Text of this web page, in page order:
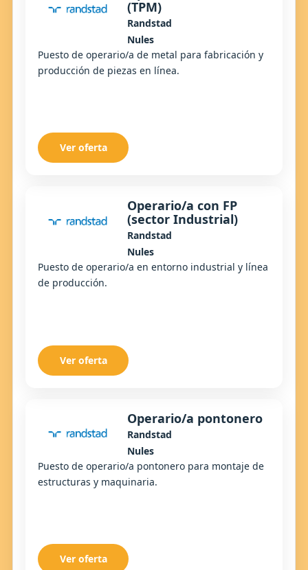
(TPM)
Randstad
Nules
Puesto de operario/a de metal para fabricación y
producción de piezas en línea.
Ver oferta
Operario/a con FP
(sector Industrial)
Randstad
Nules
Puesto de operario/a en entorno industrial y línea
de producción.
Ver oferta
Operario/a pontonero
Randstad
Nules
Puesto de operario/a pontonero para montaje de
estructuras y maquinaria.
Ver oferta